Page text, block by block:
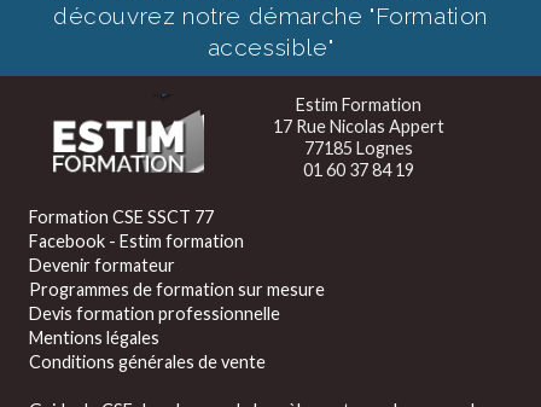
découvrez notre démarche "Formation
accessible"
Estim Formation
17 Rue Nicolas Appert
77185 Lognes
01 60 37 84 19
Formation CSE SSCT 77
Facebook - Estim formation
Devenir formateur
Programmes de formation sur mesure
Devis formation professionnelle
Mentions légales
Conditions générales de vente